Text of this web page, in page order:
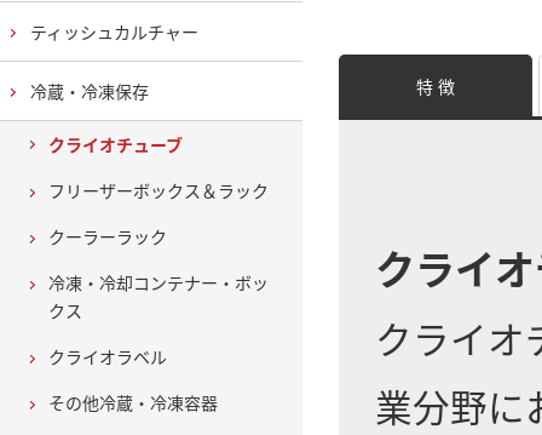
特 徴
クライ
クライオ
業分野に
ティッシュカルチャー
冷蔵・冷凍保存
クライオチューブ
フリーザーボックス＆ラック
クーラーラック
冷凍・冷却コンテナー・ボッ
クス
クライオラベル
その他冷蔵・冷凍容器